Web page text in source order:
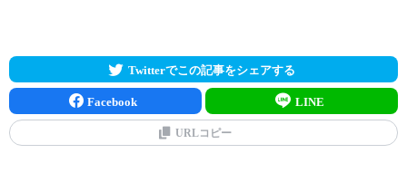
Twitterでこの記事をシェアする
Facebook LINE
URLコピー